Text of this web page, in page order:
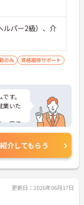
パー2級）、介
のみ
資格取得サポート
す。
業いた
い環境
さら
談くだ
紹介してもらう
更新日：2026年06月17日